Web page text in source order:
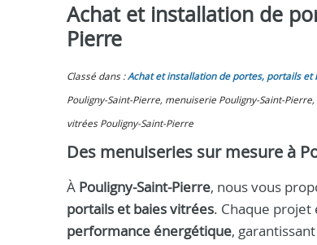
Achat et installation de
Pierre
Classé dans :Achat et installation de portes, portails et
Pouligny-Saint-Pierre, menuiserie Pouligny-Saint-
vitrées Pouligny-Saint-Pierre
Des menuiseries sur mesure à
À Pouligny-Saint-Pierre, nous vous
portails et baies vitrées. Chaque
performance énergétique,